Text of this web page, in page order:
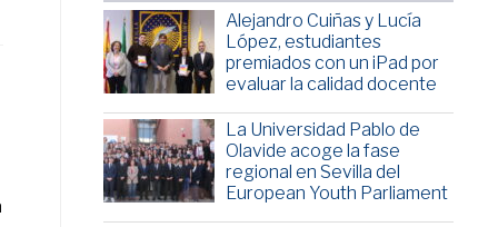
Alejandro Cuiñas y Lucía
López, estudiantes
premiados con un iPad por
evaluar la calidad docente
La Universidad Pablo de
Olavide acoge la fase
regional en Sevilla del
European Youth Parliament